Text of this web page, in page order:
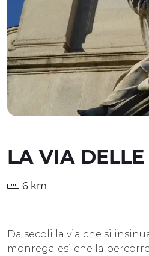
LA VIA
6 km
Da secoli la via che si
monregalesi che la